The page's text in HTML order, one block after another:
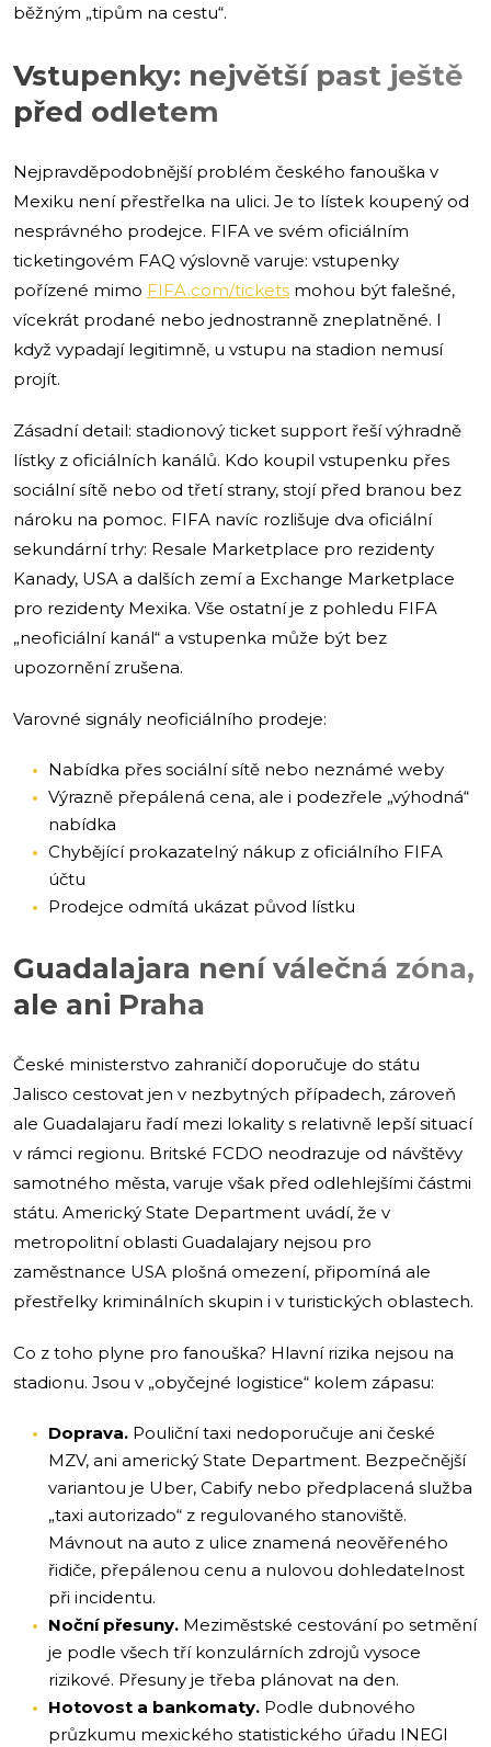
běžným „tipům na cestu“.
Vstupenky: největší past ještě
před odletem
Nejpravděpodobnější problém českého fanouška v
Mexiku není přestřelka na ulici. Je to lístek koupený od
nesprávného prodejce. FIFA ve svém oficiálním
ticketingovém FAQ výslovně varuje: vstupenky
pořízené mimo FIFA.com/tickets mohou být falešné,
vícekrát prodané nebo jednostranně zneplatněné. I
když vypadají legitimně, u vstupu na stadion nemusí
projít.
Zásadní detail: stadionový ticket support řeší výhradně
lístky z oficiálních kanálů. Kdo koupil vstupenku přes
sociální sítě nebo od třetí strany, stojí před branou bez
nároku na pomoc. FIFA navíc rozlišuje dva oficiální
sekundární trhy: Resale Marketplace pro rezidenty
Kanady, USA a dalších zemí a Exchange Marketplace
pro rezidenty Mexika. Vše ostatní je z pohledu FIFA
„neoficiální kanál“ a vstupenka může být bez
upozornění zrušena.
Varovné signály neoficiálního prodeje:
Nabídka přes sociální sítě nebo neznámé weby
Výrazně přepálená cena, ale i podezřele „výhodná“
nabídka
Chybějící prokazatelný nákup z oficiálního FIFA
účtu
Prodejce odmítá ukázat původ lístku
Guadalajara není válečná zóna,
ale ani Praha
České ministerstvo zahraničí doporučuje do státu
Jalisco cestovat jen v nezbytných případech, zároveň
ale Guadalajaru řadí mezi lokality s relativně lepší situací
v rámci regionu. Britské FCDO neodrazuje od návštěvy
samotného města, varuje však před odlehlejšími částmi
státu. Americký State Department uvádí, že v
metropolitní oblasti Guadalajary nejsou pro
zaměstnance USA plošná omezení, připomíná ale
přestřelky kriminálních skupin i v turistických oblastech.
Co z toho plyne pro fanouška? Hlavní rizika nejsou na
stadionu. Jsou v „obyčejné logistice“ kolem zápasu:
Doprava. Pouliční taxi nedoporučuje ani české
MZV, ani americký State Department. Bezpečnější
variantou je Uber, Cabify nebo předplacená služba
„taxi autorizado“ z regulovaného stanoviště.
Mávnout na auto z ulice znamená neověřeného
řidiče, přepálenou cenu a nulovou dohledatelnost
při incidentu.
Noční přesuny. Meziměstské cestování po setmění
je podle všech tří konzulárních zdrojů vysoce
rizikové. Přesuny je třeba plánovat na den.
Hotovost a bankomaty. Podle dubnového
průzkumu mexického statistického úřadu INEGI